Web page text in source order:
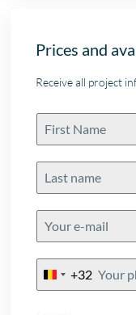
Prices and
Receive all project
Belgium
+32